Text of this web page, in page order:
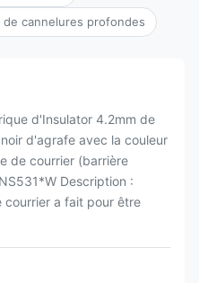
cannelures profondes
d'Insulator 4.2mm de
d'agrafe avec la couleur
de courrier (barrière
Description :
courrier a fait pour être